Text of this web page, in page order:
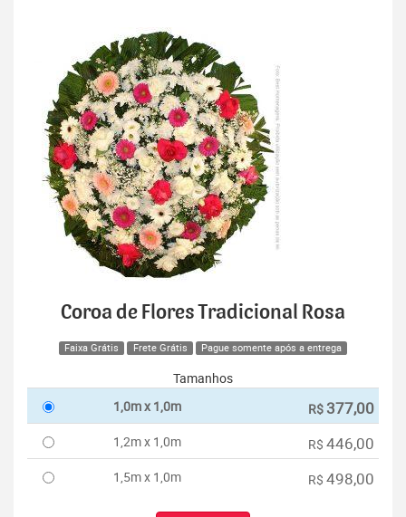
Coroa de Flores Tradicional Rosa
Faixa Grátis Frete Grátis Pague somente após a entrega
Tamanhos
1,0m x 1,0m
R$ 377,00
1,2m x 1,0m R$ 446,00
1,5m x 1,0m R$ 498,00